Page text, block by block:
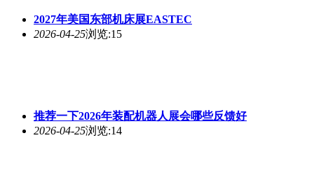
2027年美国东部机床展EASTEC
2026-04-25浏览:15
推荐一下2026年装配机器人展会哪些反馈好
2026-04-25浏览:14